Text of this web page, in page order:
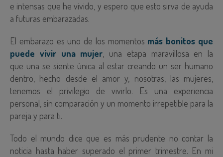
e intensas que he vivido, y espero que esto sirva de ayuda
a futuras embarazadas.
El embarazo es uno de los momentos más bonitos que
puede vivir una mujer , una etapa maravillosa en la
que una se siente única al estar creando un ser humano
dentro, hecho desde el amor y, nosotras, las mujeres,
tenemos el privilegio de vivirlo. Es una experiencia
personal, sin comparación y un momento irrepetible para la
pareja y para ti.
Todo el mundo dice que es más prudente no contar la
noticia hasta haber superado el primer trimestre. En mi